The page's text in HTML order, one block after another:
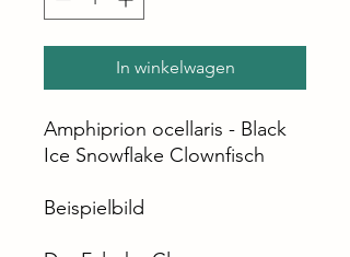
In winkelwagen
Amphiprion ocellaris - Black
Ice Snowflake Clownfisch
Beispielbild